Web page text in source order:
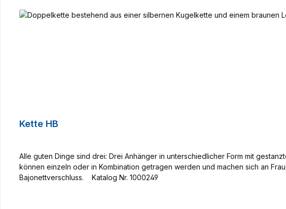
Kette HB
Alle guten Dinge sind drei: Drei Anhänger in unterschiedlicher Form mit
können einzeln oder in Kombination getragen werden und machen sich an
Bajonettverschluss. Katalog Nr. 1000249